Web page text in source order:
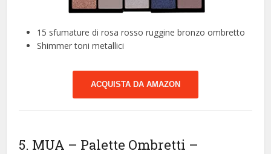
15 sfumature di rosa rosso ruggine bronzo ombretto
Shimmer toni metallici
ACQUISTA DA AMAZON
5. MUA – Palette Ombretti –